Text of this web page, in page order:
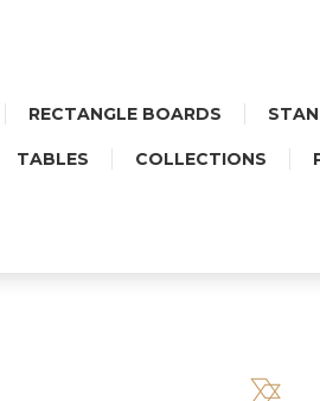
RECTANGLE BOARDS
TABLES COLLECTIONS